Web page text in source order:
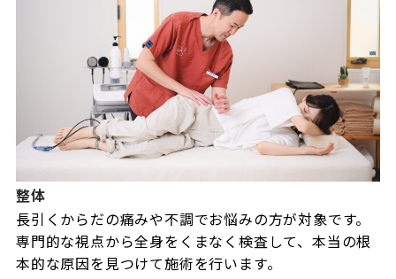
整体
長引くからだの痛みや不調でお悩みの方が対象です。
専門的な視点から全身をくまなく検査して、本当の根
本的な原因を見つけて施術を行います。